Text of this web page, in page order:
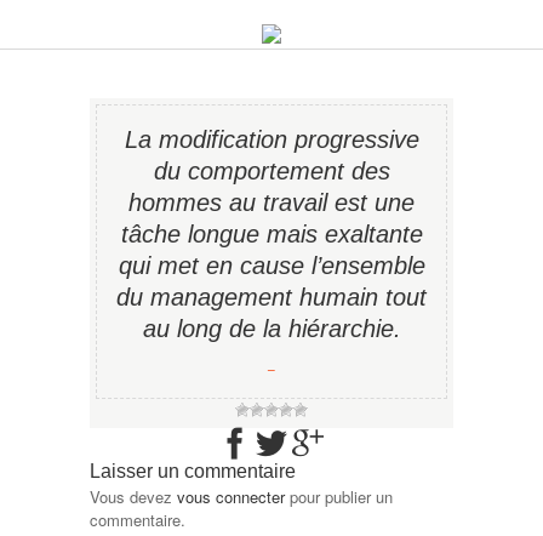
La modification progressive
du comportement des
hommes au travail est une
tâche longue mais exaltante
qui met en cause l’ensemble
du management humain tout
au long de la hiérarchie.
−
Laisser un commentaire
Vous devez vous connecterpour publier un
commentaire.